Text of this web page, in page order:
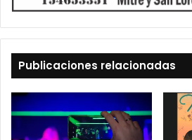
Publicaciones relacionadas